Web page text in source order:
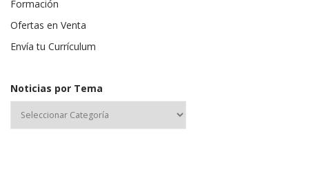
Formación
Ofertas en Venta
Envía tu Currículum
Noticias por Tema